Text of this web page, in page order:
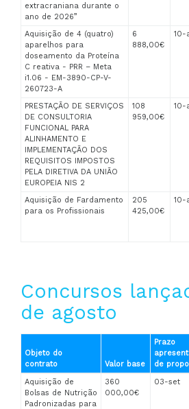
extracraniana durante o
ano de 2026”
Aquisição de 4 (quatro)
aparelhos para
doseamento da Proteína
C reativa - PRR – Meta
i1.06 - EM-3890-CP-V-
260723-A
6
888,00€
10-
PRESTAÇÃO DE SERVIÇOS
DE CONSULTORIA
FUNCIONAL PARA
ALINHAMENTO E
IMPLEMENTAÇÃO DOS
REQUISITOS IMPOSTOS
PELA DIRETIVA DA UNIÃO
EUROPEIA NIS 2
108
959,00€
10-
Aquisição de Fardamento
para os Profissionais
205
425,00€
10-
Concursos
de agosto
Objeto do
contrato
Valor base
Prazo
de
Aquisição de
Bolsas de Nutrição
Padronizadas para
360
000,00€
03-set